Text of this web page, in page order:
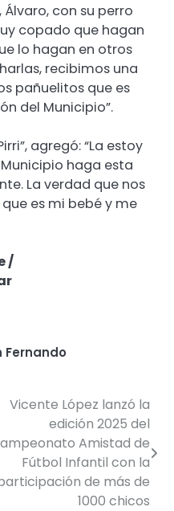
con su perro
copado que hagan
lo hagan en otros
recibimos una
pañuelitos que es
del Municipio”.
agregó: “La estoy
haga esta
La verdad que nos
que es mi bebé y me
/
Fernando
Vicente López lanzó la
edición 2025 del
Amistad de
Fútbol Infantil con la
de más de
1000 chicos